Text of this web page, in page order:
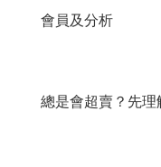
會員及分析
總是會超賣？先